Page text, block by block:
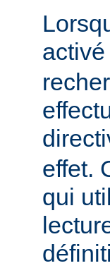
effet.
qui